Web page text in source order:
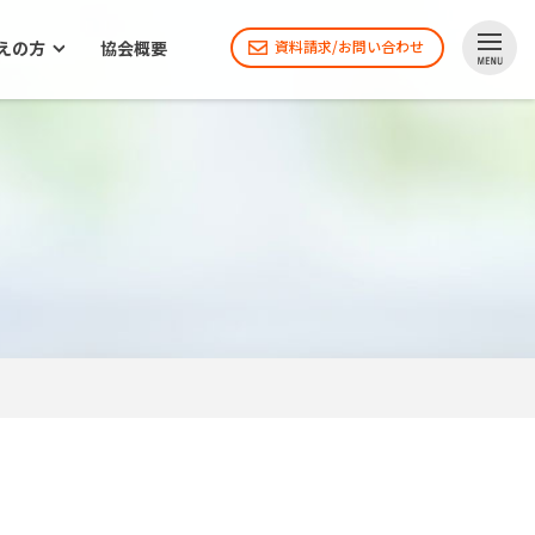
の方 協会概要 資料請求/お問い合わせ